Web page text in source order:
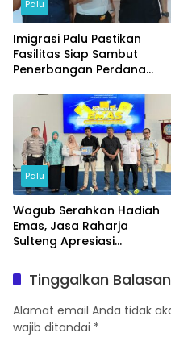
Palu
Imigrasi Palu Pastikan
Fasilitas Siap Sambut
Penerbangan Perdana
Palu
Wagub Serahkan Hadiah
Emas, Jasa Raharja
Sulteng Apresiasi
Tinggalkan Balasan
Alamat email Anda tidak
wajib ditandai *